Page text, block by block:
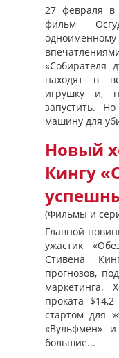
27 февраля в
фильм
«Собирателя
находят в
игрушку и,
запустить.
машину для
Новый
Кингу
(Фильмы и
Главной
ужастик
Стивена
прогнозов,
маркетинга.
проката
стартом для
«Вульфмен»
большие...